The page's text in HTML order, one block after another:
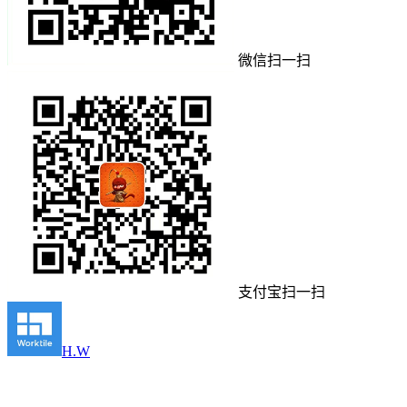
微信扫一扫
支付宝扫一扫
H.W